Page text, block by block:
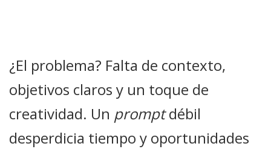
¿El problema? Falta de contexto,
objetivos claros y un toque de
creatividad. Un promptdébil
desperdicia tiempo y oportunidades